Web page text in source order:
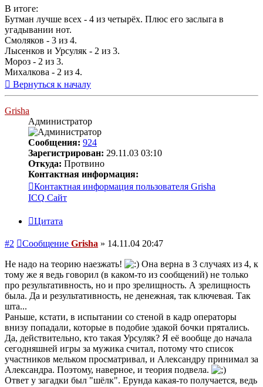
В итоге:
Бутман лучше всех - 4 из четырёх. Плюс его заслыга в
угадывании нот.
Смоляков - 3 из 4.
Лысенков и Урсуляк - 2 из 3.
Мороз - 2 из 3.
Михалкова - 2 из 4.
Вернуться к началу
Grisha
Администратор
Сообщения: 924
Зарегистрирован: 29.11.03 03:10
Откуда: Протвино
Контактная информация:
Контактная информация пользователя Grisha
ICQ Сайт
Цитата
#2 Сообщение Grisha » 14.11.04 20:47
Не надо на теорию наезжать!
Она верна в 3 случаях из 4, к
тому же я ведь говорил (в каком-то из сообщений) не только
про результативность, но и про зрелищность. А зрелищность
была. Да и результативность, не денежная, так ключевая. Так
шта...
Раньше, кстати, в испытании со стеной в кадр операторы
внизу попадали, которые в подобие эдакой бочки прятались.
Да, действительно, кто такая Урсуляк? Я её вообще до начала
сегодняшней игры за мужика считал, потому что список
участников мельком просматривал, и Александру принимал за
Александра. Поэтому, наверное, и теория подвела.
Ответ у загадки был "шёлк". Ерунда какая-то получается, ведь